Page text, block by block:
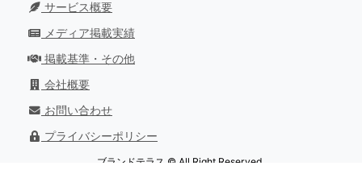
サービス概要
メディア掲載実績
掲載基準・その他
会社概要
お問い合わせ
プライバシーポリシー
ブランドテラス © All Right Reserved.